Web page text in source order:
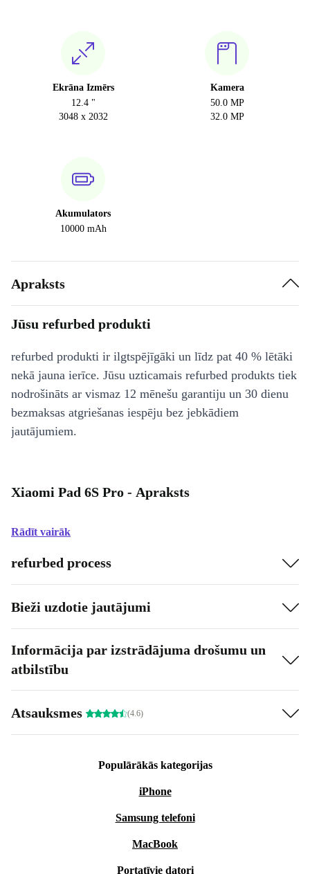
Ekrāna Izmērs
12.4 "
3048 x 2032
Kamera
50.0 MP
32.0 MP
Akumulators
10000 mAh
Apraksts
Jūsu refurbed produkti
refurbed produkti ir ilgtspējīgāki un līdz pat 40 % lētāki
nekā jauna ierīce. Jūsu uzticamais refurbed produkts tiek
nodrošināts ar vismaz 12 mēnešu garantiju un 30 dienu
bezmaksas atgriešanas iespēju bez jebkādiem
jautājumiem.
Xiaomi Pad 6S Pro - Apraksts
Rādīt vairāk
refurbed process
Bieži uzdotie jautājumi
Informācija par izstrādājuma drošumu un
atbilstību
Atsauksmes (4.6)
Populārākās kategorijas
iPhone
Samsung telefoni
MacBook
Portatīvie datori